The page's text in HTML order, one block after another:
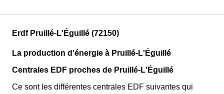
Erdf Pruillé-L'Éguillé (72150)
La production d'énergie à Pruillé-L'Éguillé
Centrales EDF proches de Pruillé-L'Éguillé
Ce sont les différentes centrales EDF suivantes qui